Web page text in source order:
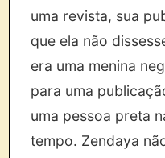
uma revista, sua
que ela não
era uma menina
para uma
uma pessoa preta
tempo. Zendaya